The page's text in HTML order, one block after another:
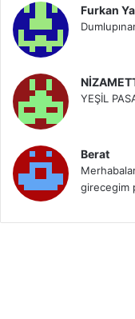
Furkan
YEŞİL
Berat
girecegim